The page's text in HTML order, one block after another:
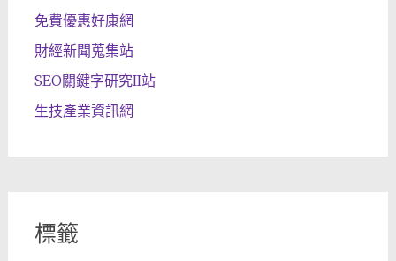
免費優惠好康網
財經新聞蒐集站
SEO關鍵字研究II站
生技產業資訊網
標籤